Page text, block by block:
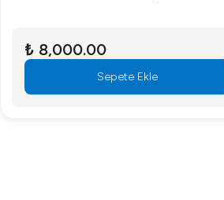
₺ 8,000.00
Sepete Ekle